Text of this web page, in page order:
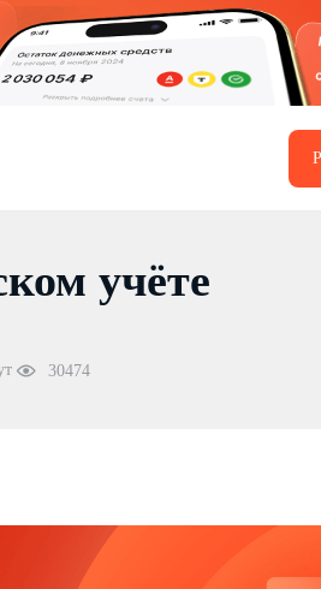
учёте
30474